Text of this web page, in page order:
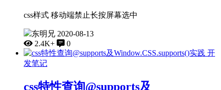
css样式 移动端禁止长按屏幕选中
东明兄 2020-08-13
2.4K+
0
开
发笔记
css特性查询@supports及